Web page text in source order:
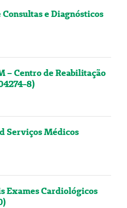
e Diagnósticos
– Centro de Reabilitação
8)
Serviços Médicos
Exames Cardiológicos